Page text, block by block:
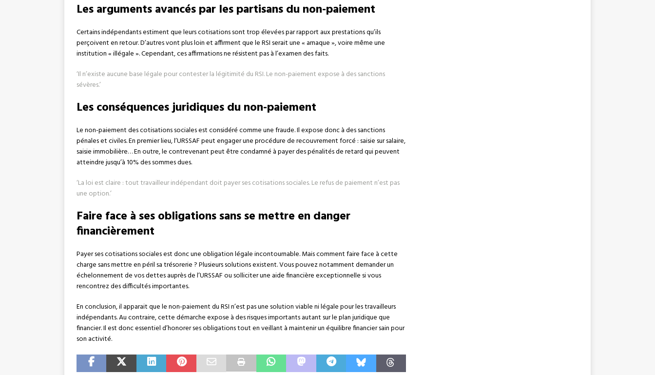
Les arguments avancés par les partisans du non-paiement
Certains indépendants estiment que leurs cotisations sont trop élevées par rapport aux prestations qu’ils
perçoivent en retour. D’autres vont plus loin et affirment que le RSI serait une « arnaque », voire même une
institution « illégale ». Cependant, ces affirmations ne résistent pas à l’examen des faits.
‘Il n’existe aucune base légale pour contester la légitimité du RSI. Le non-paiement expose à des sanctions
sévères.’
Les conséquences juridiques du non-paiement
Le non-paiement des cotisations sociales est considéré comme une fraude. Il expose donc à des sanctions
pénales et civiles. En premier lieu, l’URSSAF peut engager une procédure de recouvrement forcé : saisie sur salaire,
saisie immobilière… En outre, le contrevenant peut être condamné à payer des pénalités de retard qui peuvent
atteindre jusqu’à 10% des sommes dues.
‘La loi est claire : tout travailleur indépendant doit payer ses cotisations sociales. Le refus de paiement n’est pas
une option.’
Faire face à ses obligations sans se mettre en danger
financièrement
Payer ses cotisations sociales est donc une obligation légale incontournable. Mais comment faire face à cette
charge sans mettre en péril sa trésorerie ? Plusieurs solutions existent. Vous pouvez notamment demander un
échelonnement de vos dettes auprès de l’URSSAF ou solliciter une aide financière exceptionnelle si vous
rencontrez des difficultés importantes.
En conclusion, il apparait que le non-paiement du RSI n’est pas une solution viable ni légale pour les travailleurs
indépendants. Au contraire, cette démarche expose à des risques importants autant sur le plan juridique que
financier. Il est donc essentiel d’honorer ses obligations tout en veillant à maintenir un équilibre financier sain pour
son activité.